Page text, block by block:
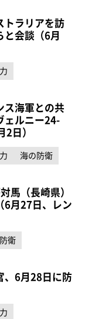
トラリアを訪
と会談（6月
ス海軍との共
ェルニー24-
日）
海の防衛
馬（長崎県）
6月27日、レン
衛
、6月28日に防